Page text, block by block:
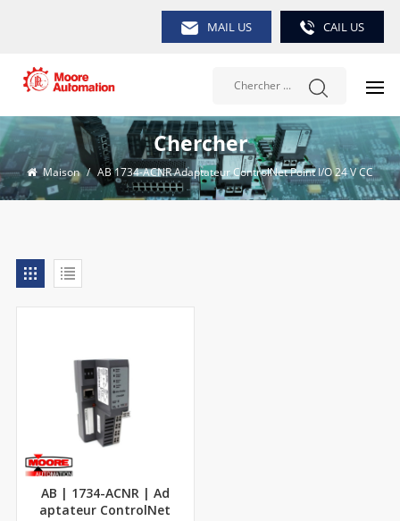
MAIL US CAIL US
Chercher
Maison / AB 1734-ACNR Adaptateur ControlNet Point I/O 24 V CC
AB | 1734-ACNR | Ad
aptateur ControlNet